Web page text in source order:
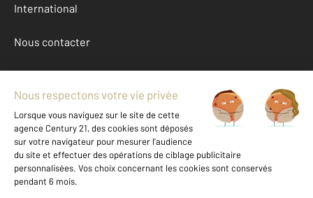
International
Nous contacter
Mentions légales & CGU et Barèmes d'honoraires
Données personnelles
Gestionnaire des cookies